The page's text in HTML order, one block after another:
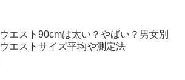
ウエスト90cmは太い？やばい？男女別
ウエストサイズ平均や測定法